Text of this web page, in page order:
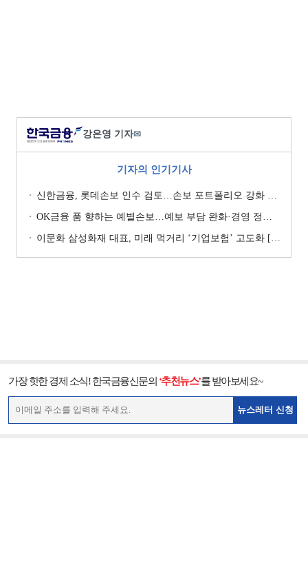
강은영 기자✉
기자의 인기기사
신한금융, 롯데손보 인수 검토…손보 포트폴리오 강화 승부수 [보험사 M&A 지형도]
OK금융 품 향하는 예별손보…예보 부담 완화·경영 정상화 기대 [예별손보 새 주인 찾기 ④]
이문화 삼성화재 대표, 미래 먹거리 ‘기업보험’ 고도화 [손보사 일반보험 전략 (1)]
가장 핫한 경제 소식! 한국금융신문의 ‘추천뉴스’를 받아보세요~
뉴스레터 신청